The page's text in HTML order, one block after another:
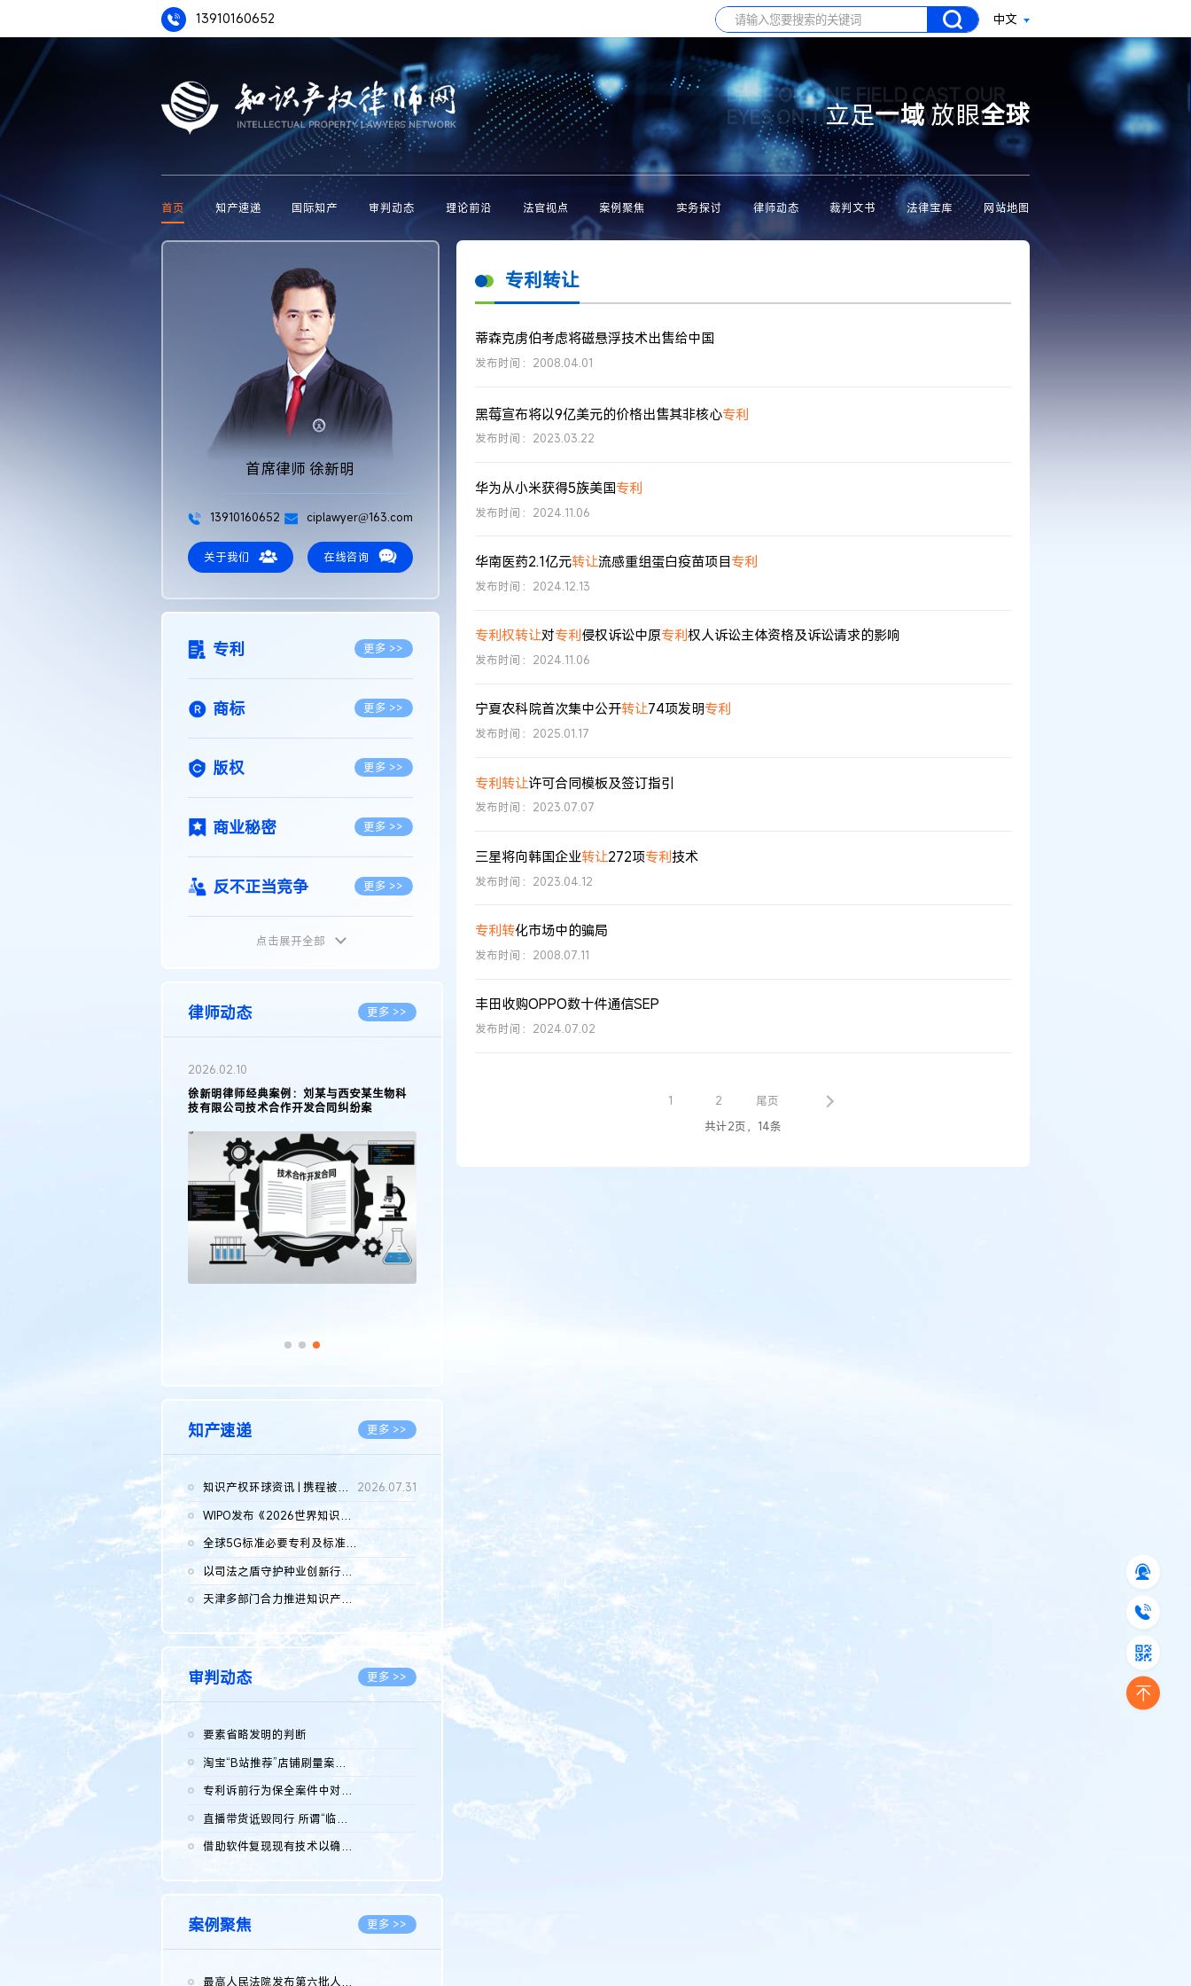
13910160652 中文
BASE ON ONE FIELD CAST OUR
EYES ON THE WHOLE WORLD
立足一域放眼全球
首页 知产速递 国际知产 审判动态 理论前沿 法官视点 案例聚焦 实务探讨 律师动态 裁判文书 法律宝库 网站地图
首席律师 徐新明
13910160652 ciplawyer@163.com
关于我们 在线咨询
专利 更多 >>
商标 更多 >>
版权 更多 >>
商业秘密 更多 >>
反不正当竞争 更多 >>
植物新品种
地理标志 更多 >>
集成电路布图设计
传统文化 更多 >>
点击展开全部
律师动态 更多 >>
2026.02.10
徐新明律师经典案例：刘某与西安某生物科
技有限公司技术合作开发合同纠纷案
知产速递 更多 >>
知识产权环球资讯 | 携程被市监总局罚51.79亿；瑞幸泰国商标案上...
2026.07.31
WIPO发布《2026世界知识产权报告》 含报告全文
全球5G标准必要专利及标准提案研究报告（2026年）全文发布
以司法之盾守护种业创新行稳致远
2026.08.05
天津多部门合力推进知识产权保护工作
2026.08.05
审判动态 更多 >>
要素省略发明的判断
淘宝“B站推荐”店铺刷量案维持原判，两被告连带赔偿150万元
专利诉前行为保全案件中对仿制药申请人曾作出三类声明的考量及违...
直播带货诋毁同行 所谓“临场发挥”不免责
借助软件复现现有技术以确认相关参数特征是否被公开
案例聚焦 更多 >>
最高人民法院发布第六批人民法院种业知识产权司法保护典型案例 含...
专利转让
蒂森克虏伯考虑将磁悬浮技术出售给中国
发布时间：2008.04.01
黑莓宣布将以9亿美元的价格出售其非核心专利
发布时间：2023.03.22
华为从小米获得5族美国专利
发布时间：2024.11.06
华南医药2.1亿元转让流感重组蛋白疫苗项目专利
发布时间：2024.12.13
专利权转让对专利侵权诉讼中原专利权人诉讼主体资格及诉讼请求的影响
发布时间：2024.11.06
宁夏农科院首次集中公开转让74项发明专利
发布时间：2025.01.17
专利转让许可合同模板及签订指引
发布时间：2023.07.07
三星将向韩国企业转让272项专利技术
发布时间：2023.04.12
专利转化市场中的骗局
发布时间：2008.07.11
丰田收购OPPO数十件通信SEP
发布时间：2024.07.02
1 2
尾页
共计2页，14条